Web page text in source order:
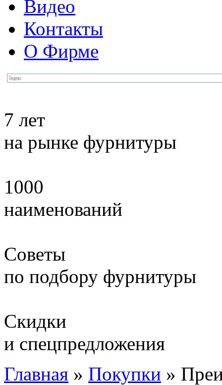
Видео
Контакты
О Фирме
7 лет
на рынке фурнитуры
1000
наименований
Советы
по подбору фурнитуры
Скидки
и спецпредложения
Главная » Покупки »